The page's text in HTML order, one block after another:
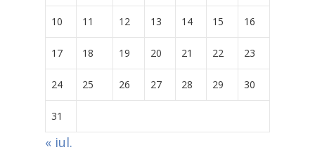
10 11 12 13 14 15 16
17 18 19 20 21 22 23
24 25 26 27 28 29 30
31
« iul.